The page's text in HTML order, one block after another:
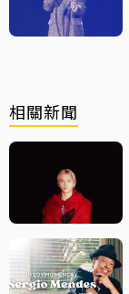
相關新聞